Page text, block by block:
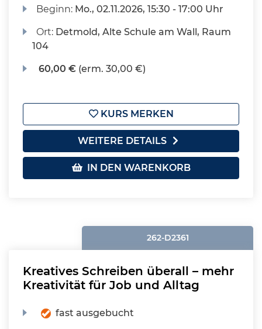
Beginn: Mo., 02.11.2026, 15:30 - 17:00 Uhr
Ort: Detmold, Alte Schule am Wall, Raum
104
60,00 € (erm. 30,00 €)
KURS MERKEN
WEITERE DETAILS
IN DEN WARENKORB
262-D2361
Kreatives Schreiben überall – mehr
Kreativität für Job und Alltag
fast ausgebucht